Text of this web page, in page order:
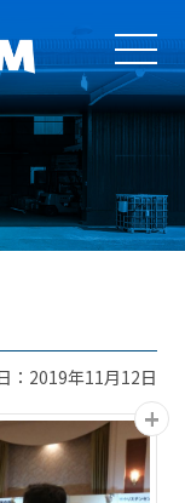
：2019年11月12日